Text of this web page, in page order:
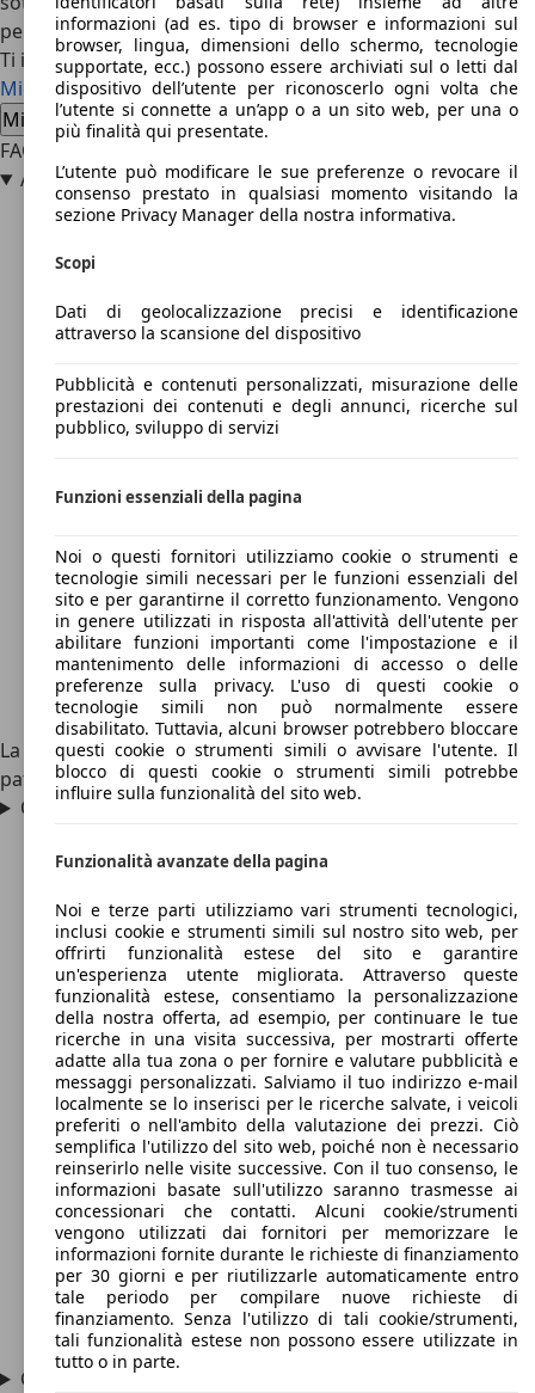
percorrere le stesse strade di veicoli ben più ingombranti.
Ti interessa la Microcar Virgo
Microcar Virgo usataMicrocar Virgo nuova auto
Microcar Virgo offerte concessionario
FAQ
A quanti anni si può guidare una Microcar Virgo?
La Microcar Virgo si può guidare dai 14 anni un su con la
patente AM per i ciclomotori.
Quanto costa la Microcar Virgo?
Cosa serve per guidare la Microcar Virgo?
informazioni (ad es. tipo di browser e informazioni sul
browser, lingua, dimensioni dello schermo, tecnologie
supportate, ecc.) possono essere archiviati sul o letti dal
dispositivo dell’utente per riconoscerlo ogni volta che
l’utente si connette a un’app o a un sito web, per una o
più finalità qui presentate.
L’utente può modificare le sue preferenze o revocare il
consenso prestato in qualsiasi momento visitando la
sezione Privacy Manager della nostra informativa.
Scopi
Dati di geolocalizzazione precisi e identificazione
attraverso la scansione del dispositivo
Pubblicità e contenuti personalizzati, misurazione delle
prestazioni dei contenuti e degli annunci, ricerche sul
pubblico, sviluppo di servizi
Funzioni essenziali della pagina
Noi o questi fornitori utilizziamo cookie o strumenti e
tecnologie simili necessari per le funzioni essenziali del
sito e per garantirne il corretto funzionamento. Vengono
in genere utilizzati in risposta all'attività dell'utente per
abilitare funzioni importanti come l'impostazione e il
mantenimento delle informazioni di accesso o delle
preferenze sulla privacy. L'uso di questi cookie o
tecnologie simili non può normalmente essere
disabilitato. Tuttavia, alcuni browser potrebbero bloccare
questi cookie o strumenti simili o avvisare l'utente. Il
blocco di questi cookie o strumenti simili potrebbe
influire sulla funzionalità del sito web.
Funzionalità avanzate della pagina
Noi e terze parti utilizziamo vari strumenti tecnologici,
inclusi cookie e strumenti simili sul nostro sito web, per
offrirti funzionalità estese del sito e garantire
un'esperienza utente migliorata. Attraverso queste
funzionalità estese, consentiamo la personalizzazione
della nostra offerta, ad esempio, per continuare le tue
ricerche in una visita successiva, per mostrarti offerte
adatte alla tua zona o per fornire e valutare pubblicità e
messaggi personalizzati. Salviamo il tuo indirizzo e-mail
localmente se lo inserisci per le ricerche salvate, i veicoli
preferiti o nell'ambito della valutazione dei prezzi. Ciò
semplifica l'utilizzo del sito web, poiché non è necessario
reinserirlo nelle visite successive. Con il tuo consenso, le
informazioni basate sull'utilizzo saranno trasmesse ai
concessionari che contatti. Alcuni cookie/strumenti
vengono utilizzati dai fornitori per memorizzare le
informazioni fornite durante le richieste di finanziamento
per 30 giorni e per riutilizzarle automaticamente entro
tale periodo per compilare nuove richieste di
finanziamento. Senza l'utilizzo di tali cookie/strumenti,
tali funzionalità estese non possono essere utilizzate in
tutto o in parte.